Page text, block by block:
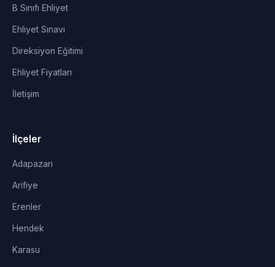
B Sınıfı Ehliyet
Ehliyet Sınavı
Direksiyon Eğitimi
Ehliyet Fiyatları
İletişim
İlçeler
Adapazarı
Arifiye
Erenler
Hendek
Karasu